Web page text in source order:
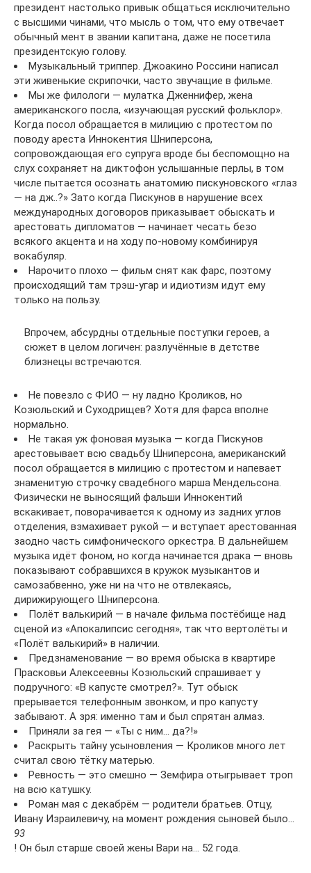
президент настолько привык общаться исключительно
с высшими чинами, что мысль о том, что ему отвечает
обычный мент в звании капитана, даже не посетила
президентскую голову.
Музыкальный триппер. Джоакино Россини написал
эти живенькие скрипочки, часто звучащие в фильме.
Мы же филологи — мулатка Дженнифер, жена
американского посла, «изучающая русский фольклор».
Когда посол обращается в милицию с протестом по
поводу ареста Иннокентия Шниперсона,
сопровождающая его супруга вроде бы беспомощно на
слух сохраняет на диктофон услышанные перлы, в том
числе пытается осознать анатомию пискуновского «глаз
— на дж..?» Зато когда Пискунов в нарушение всех
международных договоров приказывает обыскать и
арестовать дипломатов — начинает чесать безо
всякого акцента и на ходу по-новому комбинируя
вокабуляр.
Нарочито плохо — фильм снят как фарс, поэтому
происходящий там трэш-угар и идиотизм идут ему
только на пользу.
Впрочем, абсурдны отдельные поступки героев, а
сюжет в целом логичен: разлучённые в детстве
близнецы встречаются.
Не повезло с ФИО — ну ладно Кроликов, но
Козюльский и Суходрищев? Хотя для фарса вполне
нормально.
Не такая уж фоновая музыка — когда Пискунов
арестовывает всю свадьбу Шниперсона, американский
посол обращается в милицию с протестом и напевает
знаменитую строчку свадебного марша Мендельсона.
Физически не выносящий фальши Иннокентий
вскакивает, поворачивается к одному из задних углов
отделения, взмахивает рукой — и вступает арестованная
заодно часть симфонического оркестра. В дальнейшем
музыка идёт фоном, но когда начинается драка — вновь
показывают собравшихся в кружок музыкантов и
самозабвенно, уже ни на что не отвлекаясь,
дирижирующего Шниперсона.
Полёт валькирий — в начале фильма постёбище над
сценой из «Апокалипсис сегодня», так что вертолёты и
«Полёт валькирий» в наличии.
Предзнаменование — во время обыска в квартире
Прасковьи Алексеевны Козюльский спрашивает у
подручного: «В капусте смотрел?». Тут обыск
прерывается телефонным звонком, и про капусту
забывают. А зря: именно там и был спрятан алмаз.
Приняли за гея — «Ты с ним… да?!»
Раскрыть тайну усыновления — Кроликов много лет
считал свою тётку матерью.
Ревность — это смешно — Земфира отыгрывает троп
на всю катушку.
Роман мая с декабрём — родители братьев. Отцу,
Ивану Израилевичу, на момент рождения сыновей было…
93
! Он был старше своей жены Вари на… 52 года.